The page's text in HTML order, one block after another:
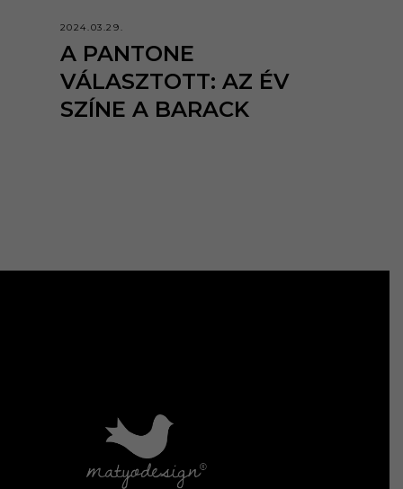
2024.03.29.
A PANTONE
VÁLASZTOTT: AZ ÉV
SZÍNE A BARACK